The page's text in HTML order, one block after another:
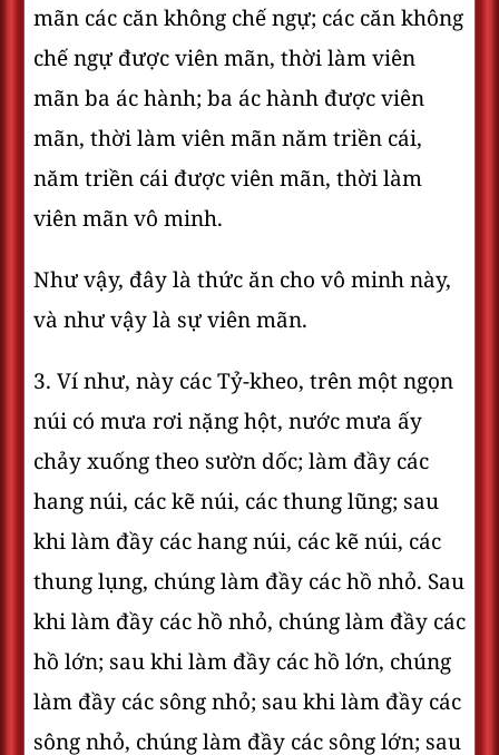
mãn các căn không chế ngự; các căn không
chế ngự được viên mãn, thời làm viên
mãn ba ác hành; ba ác hành được viên
mãn, thời làm viên mãn năm triền cái,
năm triền cái được viên mãn, thời làm
viên mãn vô minh.
Như vậy, đây là thức ăn cho vô minh này,
và như vậy là sự viên mãn.
3. Ví như, này các Tỷ-kheo, trên một ngọn
núi có mưa rơi nặng hột, nước mưa ấy
chảy xuống theo sườn dốc; làm đầy các
hang núi, các kẽ núi, các thung lũng; sau
khi làm đầy các hang núi, các kẽ núi, các
thung lụng, chúng làm đầy các hồ nhỏ. Sau
khi làm đầy các hồ nhỏ, chúng làm đầy các
hồ lớn; sau khi làm đầy các hồ lớn, chúng
làm đầy các sông nhỏ; sau khi làm đầy các
sông nhỏ, chúng làm đầy các sông lớn; sau